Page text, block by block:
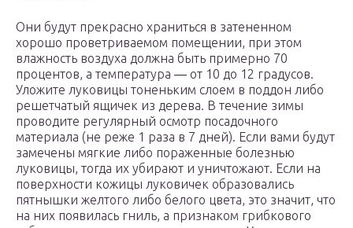
Они будут прекрасно храниться в затененном
хорошо проветриваемом помещении, при этом
влажность воздуха должна быть примерно 70
процентов, а температура ― от 10 до 12 градусов.
Уложите луковицы тоненьким слоем в поддон либо
решетчатый ящичек из дерева. В течение зимы
проводите регулярный осмотр посадочного
материала (не реже 1 раза в 7 дней). Если вами будут
замечены мягкие либо пораженные болезнью
луковицы, тогда их убирают и уничтожают. Если на
поверхности кожицы луковичек образовались
пятнышки желтого либо белого цвета, это значит, что
на них появилась гниль, а признаком грибкового